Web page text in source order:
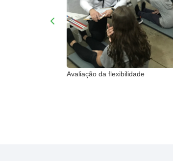
Avaliação da flexibilidade